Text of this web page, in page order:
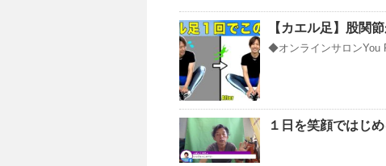
【カエル足】股関
◆オンラインサロンYou
１日を笑顔ではじ